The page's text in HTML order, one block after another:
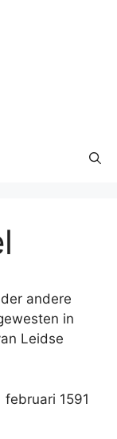
andere
in
Leidse
februari 1591